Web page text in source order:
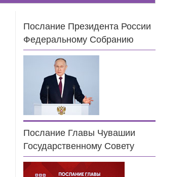
Послание Президента России
Федеральному Собранию
Послание Главы Чувашии
Государственному Совету